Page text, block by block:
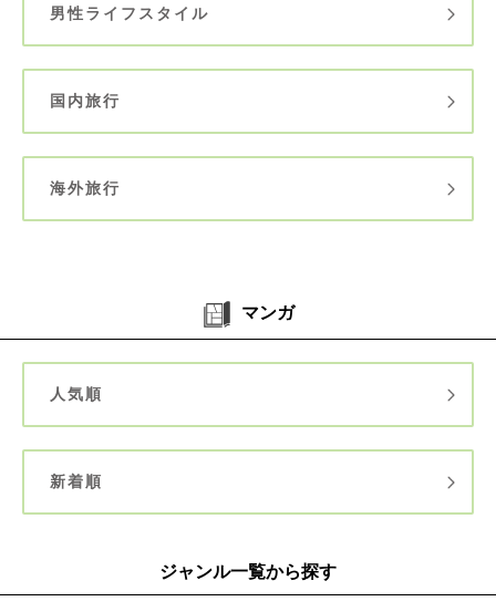
男性ライフスタイル
国内旅行
海外旅行
マンガ
人気順
新着順
ジャンル一覧から探す